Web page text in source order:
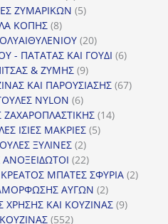
προϊόν
ΖΥΜΑΡΙΚΩΝ 55
ΚΟΠΗΣ 88
προϊόντα
2020
προϊόντα
- ΠΑΤΑΤΑΣ ΚΑΙ ΓΟΥΔΙ 66
& ΖΥΜΗΣ 99
προϊόντα
ΚΑΙ ΠΑΡΟΥΣΙΑΣΗΣ 6767
NYLON 66
προϊόντα
ΖΑΧΑΡΟΠΛΑΣΤΙΚΗΣ 1414
ΙΣΙΕΣ ΜΑΚΡΙΕΣ 55
ΞΥΛΙΝΕΣ 22
προϊόντα
ΑΝΟΞΕΙΔΩΤΟΙ 2222
προϊόντα
ΜΠΑΤΕΣ ΣΦΥΡΙΑ 22
ΑΥΓΩΝ 22
προϊόντα
ΧΡΗΣΗΣ ΚΑΙ ΚΟΥΖΙΝΑΣ 99
552552